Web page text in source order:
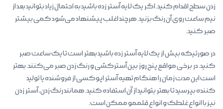
زدن سطح اقدام کنید. اگر یک لایه آستر زده باشید به احتمال زیاد بتوانید بعد از
نیم ساعت روی آن رنگ بزنید. هرچند اغلب پیشنهاد می‌شود کمی بیشتر
صبر کنید.
در صورتیکه بیش از یک لایه آستر زده باشید بهتر است تا یک ساعت صبر
کنید. در برخی مواقع پنج روز بین آسترکشی و رنگ زدن صبر می‌کنند. بهتر
است این مدت زمان را هنگام تهیه آستر اپوکسی از فروشنده یا تولید
کننده بپرسید تا بهتر بتوانید از آن استفاده کنید. همانند رنگ زدن، آستر زدن
نیز با انواع غلطک و انواع قلممو ممکن است.